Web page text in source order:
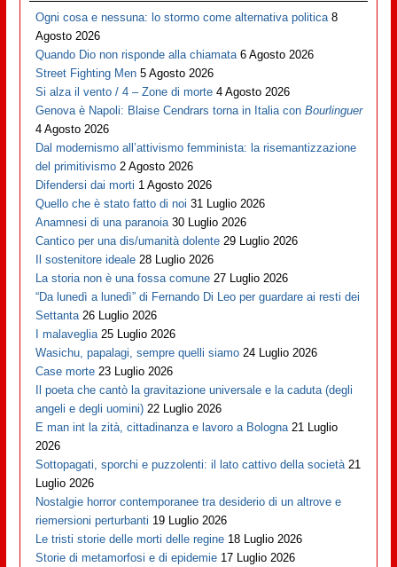
Ogni cosa e nessuna: lo stormo come alternativa politica 8
Agosto 2026
Quando Dio non risponde alla chiamata 6 Agosto 2026
Street Fighting Men 5 Agosto 2026
Si alza il vento / 4 – Zone di morte 4 Agosto 2026
Genova è Napoli: Blaise Cendrars torna in Italia conBourlinguer
4 Agosto 2026
Dal modernismo all’attivismo femminista: la risemantizzazione
del primitivismo 2 Agosto 2026
Difendersi dai morti 1 Agosto 2026
Quello che è stato fatto di noi 31 Luglio 2026
Anamnesi di una paranoia 30 Luglio 2026
Cantico per una dis/umanità dolente 29 Luglio 2026
Il sostenitore ideale 28 Luglio 2026
La storia non è una fossa comune 27 Luglio 2026
“Da lunedì a lunedì” di Fernando Di Leo per guardare ai resti dei
Settanta 26 Luglio 2026
I malaveglia 25 Luglio 2026
Wasichu, papalagi, sempre quelli siamo 24 Luglio 2026
Case morte 23 Luglio 2026
Il poeta che cantò la gravitazione universale e la caduta (degli
angeli e degli uomini) 22 Luglio 2026
E man int la zità, cittadinanza e lavoro a Bologna 21 Luglio
2026
Sottopagati, sporchi e puzzolenti: il lato cattivo della società 21
Luglio 2026
Nostalgie horror contemporanee tra desiderio di un altrove e
riemersioni perturbanti 19 Luglio 2026
Le tristi storie delle morti delle regine 18 Luglio 2026
Storie di metamorfosi e di epidemie 17 Luglio 2026